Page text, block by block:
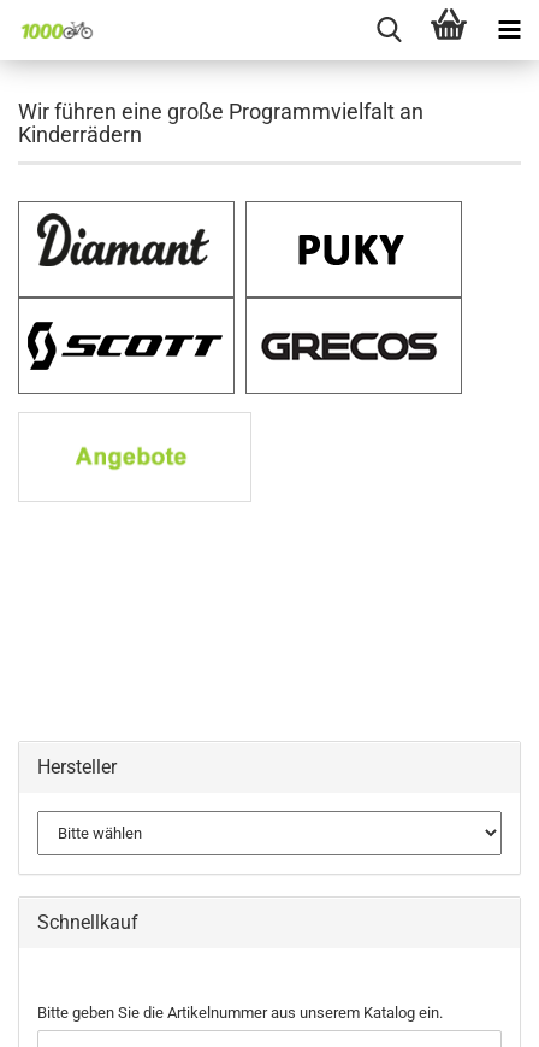
Wir führen eine große Programmvielfalt an
Kinderrädern
Hersteller
Schnellkauf
BITTE
GEBEN
Bitte geben Sie die Artikelnummer aus unserem Katalog ein.